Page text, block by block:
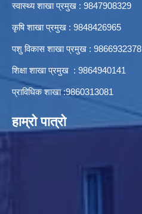
स्वास्थ्य शाखा प्रमुख : 9847908329
कृषि शाखा प्रमुख : 9848426965
पशु विकास शाखा प्रमुख : 9866932378
शिक्षा शाखा प्रमुख : 9864940141
प्राविधिक शाखा :9860313081
हाम्रो पात्रो